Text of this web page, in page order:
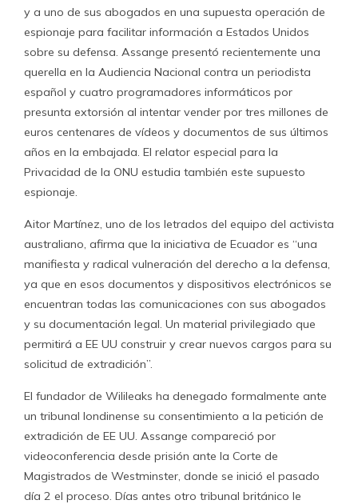
y a uno de sus abogados en una supuesta operación de
espionaje para facilitar información a Estados Unidos
sobre su defensa. Assange presentó recientemente una
querella en la Audiencia Nacional contra un periodista
español y cuatro programadores informáticos por
presunta extorsión al intentar vender por tres millones de
euros centenares de vídeos y documentos de sus últimos
años en la embajada. El relator especial para la
Privacidad de la ONU estudia también este supuesto
espionaje.
Aitor Martínez, uno de los letrados del equipo del activista
australiano, afirma que la iniciativa de Ecuador es “una
manifiesta y radical vulneración del derecho a la defensa,
ya que en esos documentos y dispositivos electrónicos se
encuentran todas las comunicaciones con sus abogados
y su documentación legal. Un material privilegiado que
permitirá a EE UU construir y crear nuevos cargos para su
solicitud de extradición”.
El fundador de Wilileaks ha denegado formalmente ante
un tribunal londinense su consentimiento a la petición de
extradición de EE UU. Assange compareció por
videoconferencia desde prisión ante la Corte de
Magistrados de Westminster, donde se inició el pasado
día 2 el proceso. Días antes otro tribunal británico le